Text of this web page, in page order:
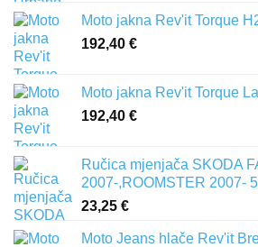
Moto jakna Rev'it Torque
192,40 €
Moto jakna Rev'it Torque
192,40 €
Ručica mjenjača SKODA
2007-,ROOMSTER 2007-
23,25 €
Moto Jeans hlače Rev'it